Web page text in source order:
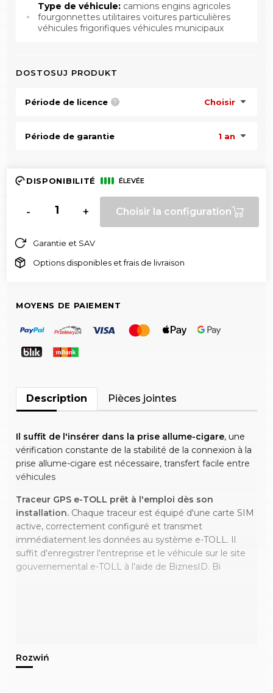
Type de véhicule: camions engins agricoles
fourgonnettes utilitaires voitures particulières
véhicules frigorifiques véhicules municipaux
DOSTOSUJ PRODUKT
Période de licence ? Choisir
Période de garantie 1 an
DISPONIBILITÉ ÉLEVÉE
- + Choisir la configuration
Garantie et SAV
Options disponibles et frais de livraison
MOYENS DE PAIEMENT
Description Pièces jointes
Il suffit de l'insérer dans la prise allume-cigare, une
vérification constante de la stabilité de la connexion à la
prise allume-cigare est nécessaire, transfert facile entre
véhicules
Traceur GPS e-TOLL prêt à l'emploi dès son
installation. Chaque traceur est équipé d'une carte SIM
active, correctement configuré et transmet
immédiatement les données au système e-TOLL. Il
suffit d'enregistrer l'entreprise et le véhicule sur le site
gouvernemental e-TOLL à l'aide de BiznesID. Bi